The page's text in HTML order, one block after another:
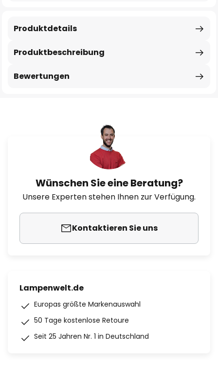
Produktbeschreibung
Produktdetails
Bewertungen
Wünschen Sie eine Beratung?
Unsere Experten stehen Ihnen zur Verfügung.
Kontaktieren Sie uns
Lampenwelt.de
Europas größte Markenauswahl
50 Tage kostenlose Retoure
Seit 25 Jahren Nr. 1 in Deutschland